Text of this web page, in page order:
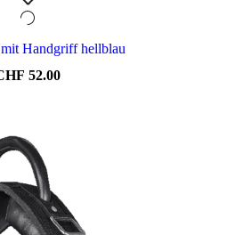
Handgriff hellblau
52.00